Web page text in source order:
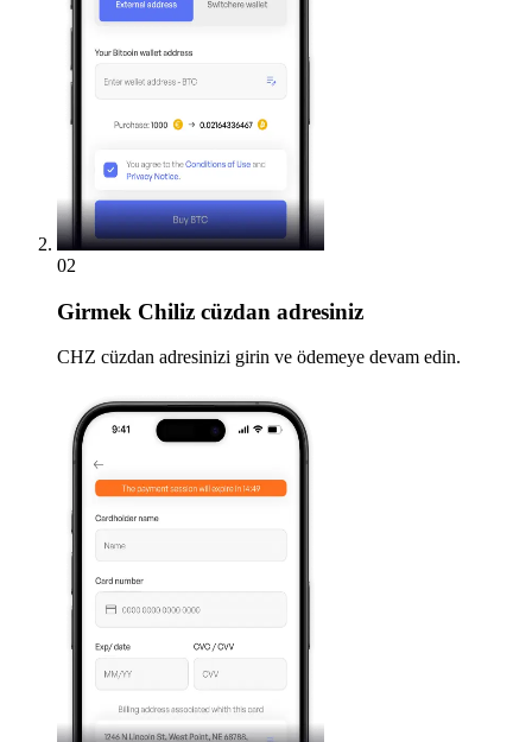
02
Girmek Chiliz cüzdan adresiniz
CHZ cüzdan adresinizi girin ve ödemeye devam edin.